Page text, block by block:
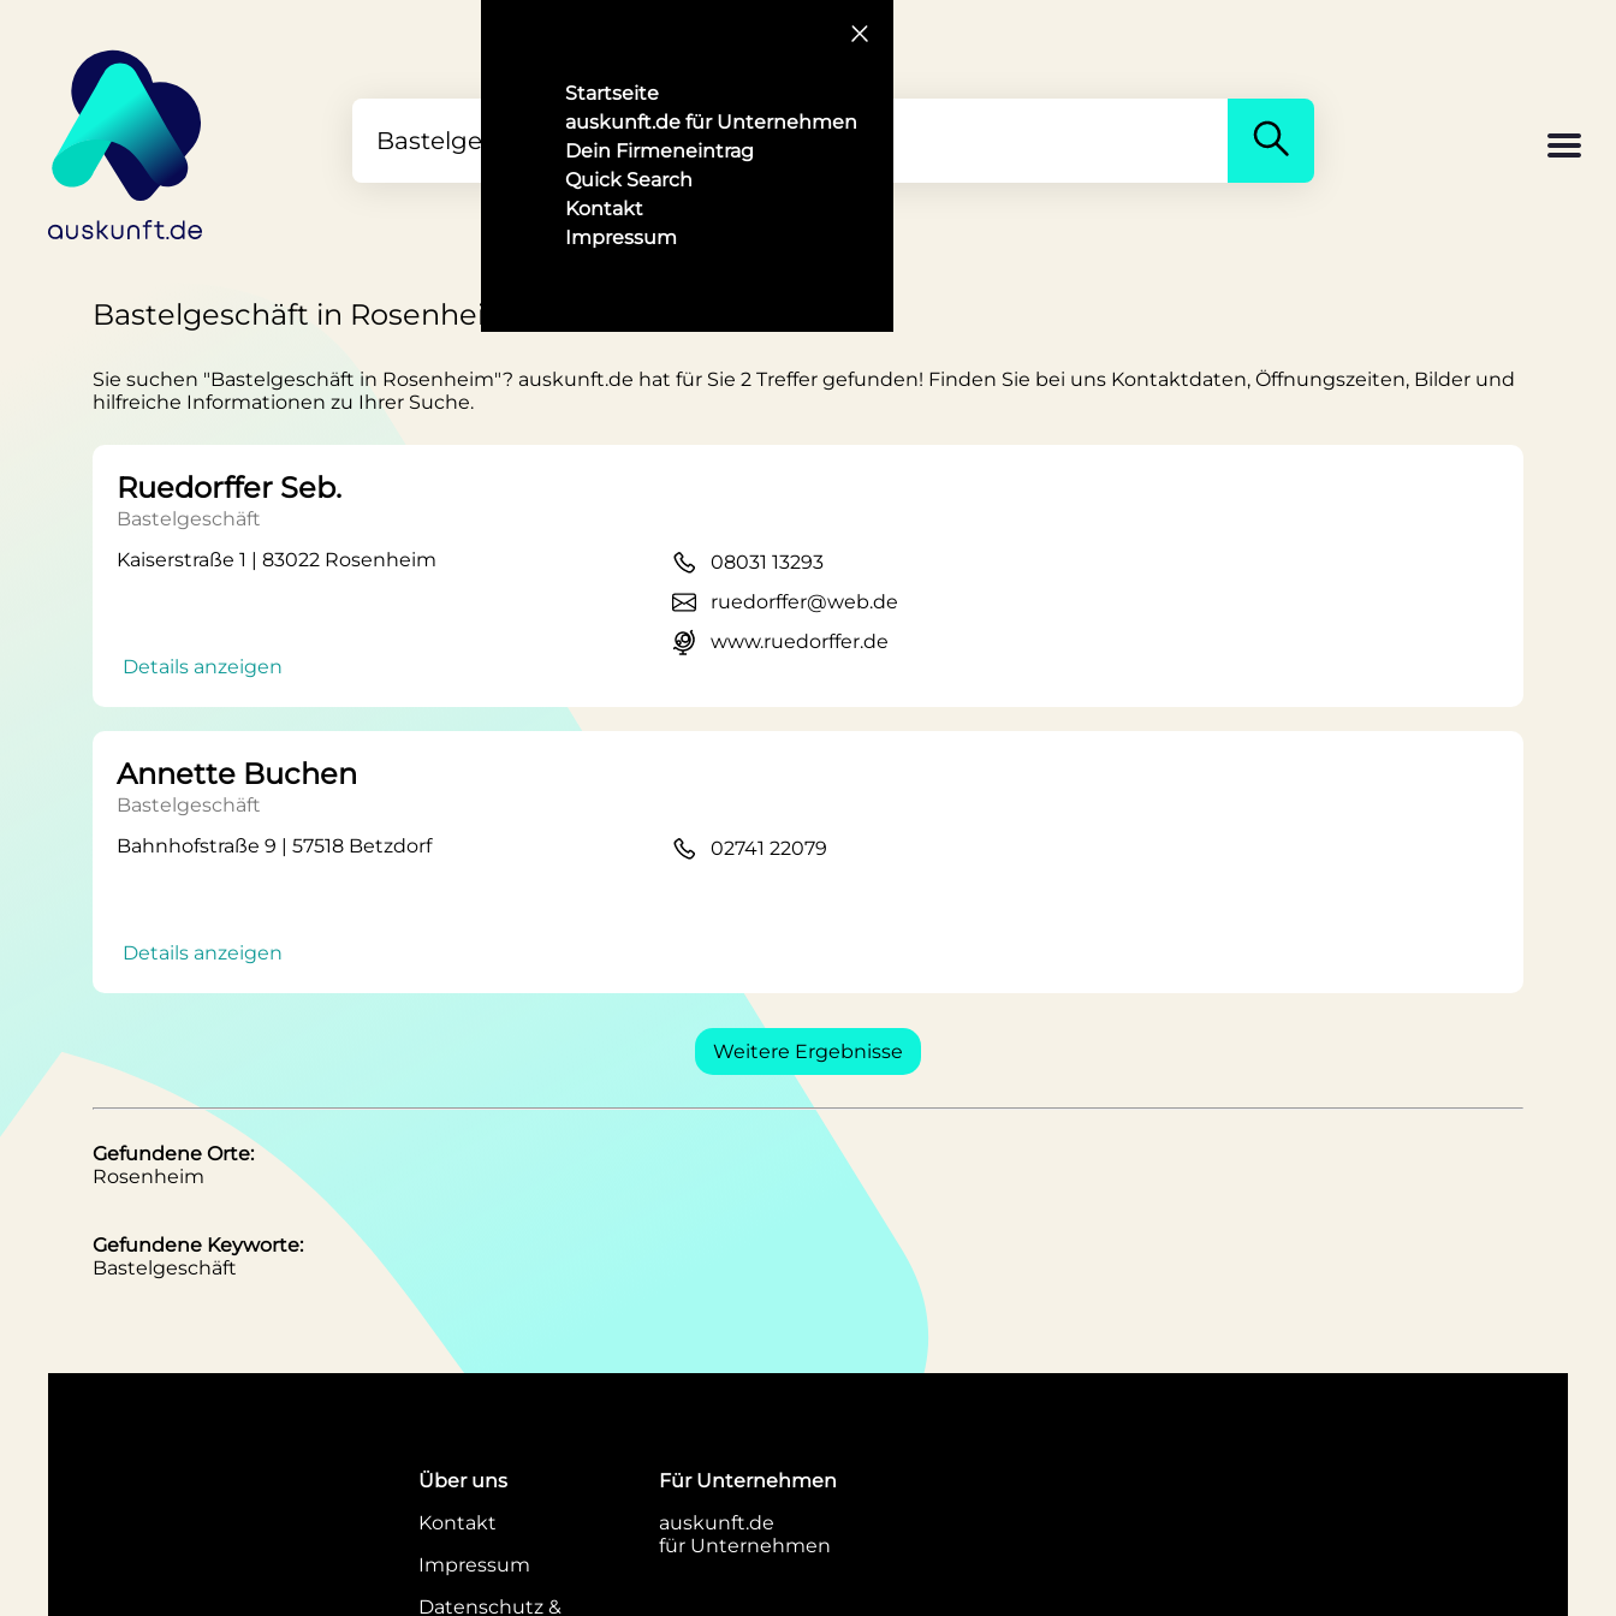
Startseite
auskunft.de für Unternehmen
Dein Firmeneintrag
Quick Search
Kontakt
Impressum
Bastelgeschäft in Rosenheim
Sie suchen "Bastelgeschäft in Rosenheim"? auskunft.de hat für Sie 2 Treffer gefunden! Finden Sie bei uns Kontaktdaten, Öffnungszeiten, Bilder und
hilfreiche Informationen zu Ihrer Suche.
Ruedorffer Seb.
Bastelgeschäft
Kaiserstraße 1 | 83022 Rosenheim
Details anzeigen
08031 13293
ruedorffer@web.de
www.ruedorffer.de
Annette Buchen
Bastelgeschäft
Bahnhofstraße 9 | 57518 Betzdorf
Details anzeigen
02741 22079
Weitere Ergebnisse
Gefundene Orte:
Rosenheim
Gefundene Keyworte:
Bastelgeschäft
Über uns
Kontakt
Impressum
Datenschutz &
Für Unternehmen
auskunft.de
für Unternehmen